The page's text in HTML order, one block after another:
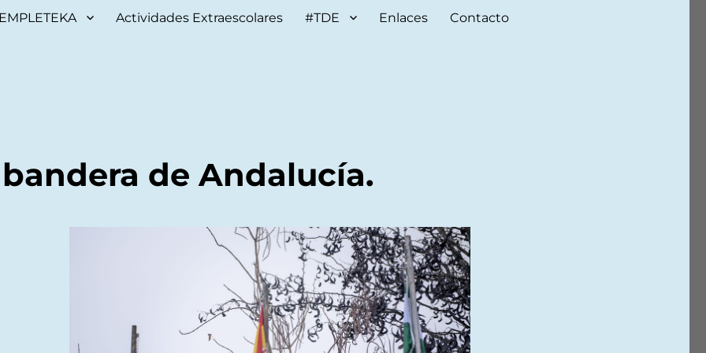
Actividades Extraescolares #TDE Enlaces Contacto
de Andalucía.